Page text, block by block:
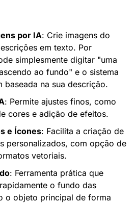
por IA: Crie imagens do
em texto. Por
simplesmente digitar "uma
ao fundo" e o sistema
baseada na sua descrição.
: Permite ajustes finos, como
cores e adição de efeitos.
e Ícones: Facilita a criação de
personalizados, com opção de
vetoriais.
: Ferramenta prática que
o fundo das
o objeto principal de forma